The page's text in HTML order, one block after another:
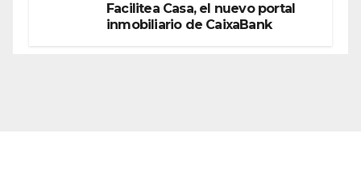
Facilitea Casa, el nuevo portal
inmobiliario de CaixaBank